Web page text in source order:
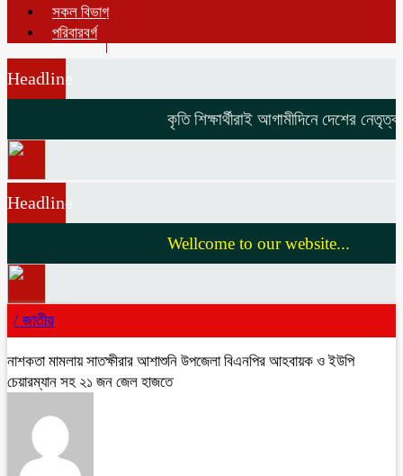
সকল বিভাগ
পরিবারবর্গ
Headline
কৃতি শিক্ষার্থীরাই আগামীদিনে দেশের নেতৃত্ব
Headline
Wellcome to our website...
/ জাতীয়
নাশকতা মামলায় সাতক্ষীরার আশাশুনি উপজেলা বিএনপির আহবায়ক ও ইউপি
চেয়ারম্যান সহ ২১ জন জেল হাজতে